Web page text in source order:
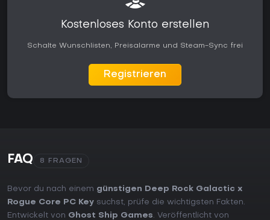
Kostenloses Konto erstellen
Schalte Wunschlisten, Preisalarme und Steam-Sync frei
Registrieren
FAQ 8 FRAGEN
Bevor du nach einem günstigen Deep Rock Galactic x
Rogue Core PC Key suchst, prüfe die wichtigsten Fakten.
Entwickelt von Ghost Ship Games. Veröffentlicht von